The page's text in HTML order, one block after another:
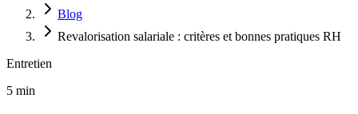
Blog
Revalorisation salariale : critères et bonnes pratiques RH
Entretien
5 min